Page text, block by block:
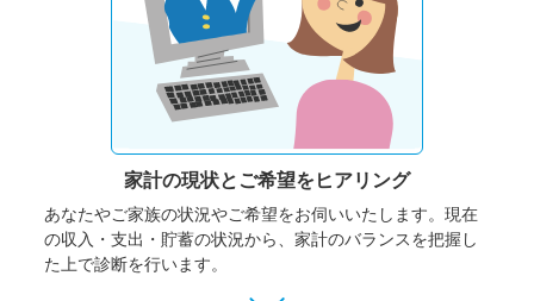
家計の現状と ご希望をヒアリング
あなたやご家族の状況やご希望をお伺いいたします。 現在
の収入・支出・貯蓄の状況から、家計のバランスを把握し
た上で診断を行います。